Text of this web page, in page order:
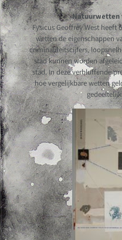
Natuurwetten
Fysicus Geoffrey West heeft
wetten de eigenschappen
criminaliteitscijfers,
stad kunnen worden
stad. In deze verbluffende
hoe vergelijkbare wetten